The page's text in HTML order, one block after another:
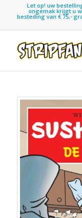
Let op! uw
ongemak krijgt u
besteding van € 75,-